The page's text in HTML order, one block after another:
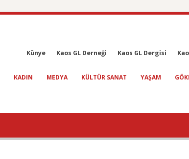
Künye Kaos GL Derneği Kaos GL Dergisi
KADIN MEDYA KÜLTÜR SANAT YAŞAM